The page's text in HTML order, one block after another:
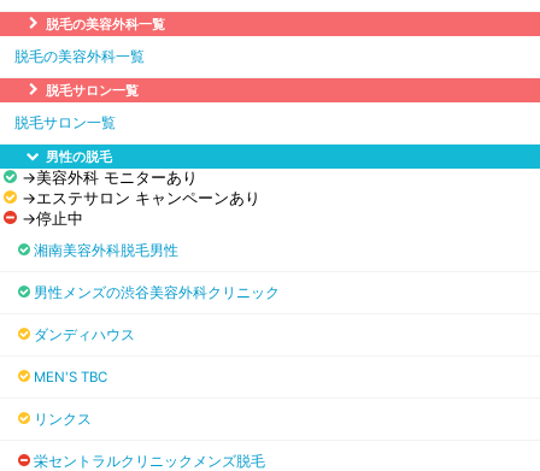
脱毛の美容外科一覧
脱毛の美容外科一覧
脱毛サロン一覧
脱毛サロン一覧
男性の脱毛
→美容外科 モニターあり
→エステサロン キャンペーンあり
→停止中
湘南美容外科脱毛男性
男性メンズの渋谷美容外科クリニック
ダンディハウス
MEN'S TBC
リンクス
栄セントラルクリニックメンズ脱毛